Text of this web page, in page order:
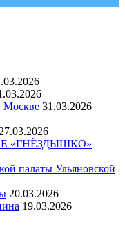
Москве 31.03.2026
27.03.2026
«ГНЁЗДЫШКО»
палаты Ульяновской
20.03.2026
19.03.2026